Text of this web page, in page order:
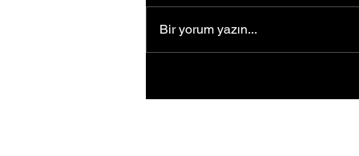
kadın girişimci ülkesinde kendi
Bir yorum yazın...